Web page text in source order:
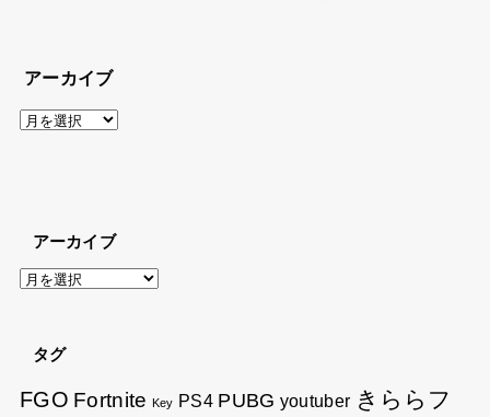
アーカイブ
ア
ブ
アーカイブ
ア
イ
ブ
タグ
FGO Fortnite Key PS4 PUBG youtuber きららフ